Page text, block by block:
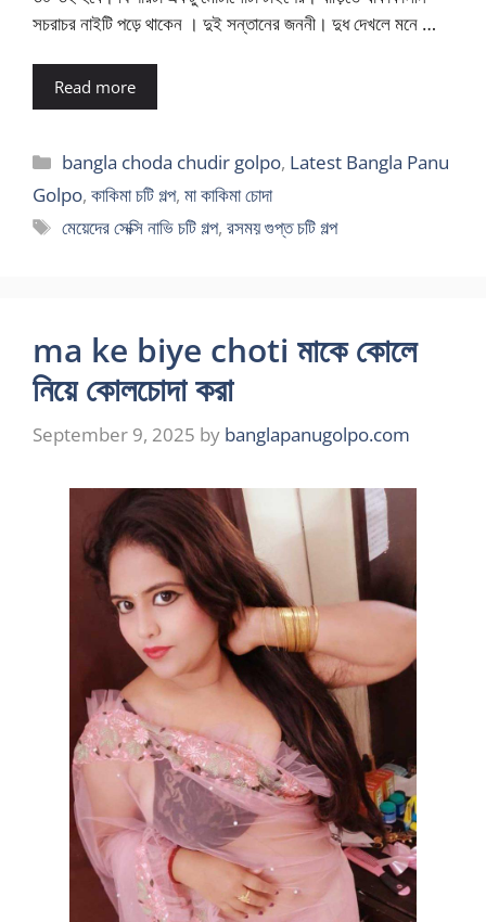
সচরাচর নাইটি পড়ে থাকেন । দুই সন্তানের জননী। দুধ দেখলে মনে …
Read more
Categories
bangla choda chudir golpo, Latest Bangla Panu
Golpo, কাকিমা চটি গল্প, মা কাকিমা চোদা
Tags
মেয়েদের সেক্সি নাভি চটি গল্প,রসময় গুপ্ত চটি গল্প
ma ke biye choti মাকে কোলে
নিয়ে কোলচোদা করা
September 9, 2025 by banglapanugolpo.com